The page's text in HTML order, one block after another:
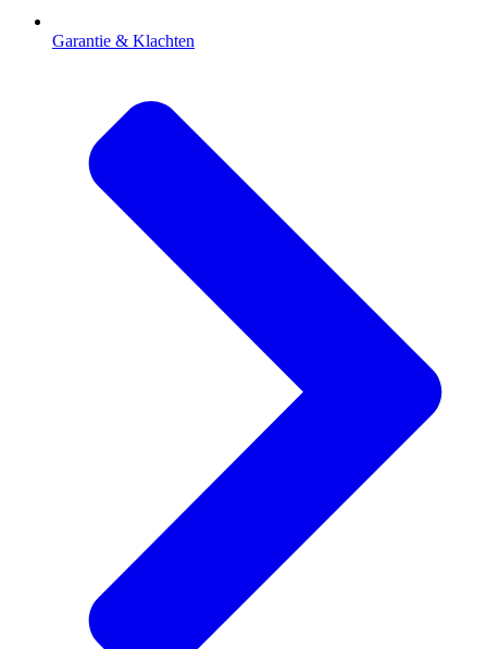
Garantie & Klachten